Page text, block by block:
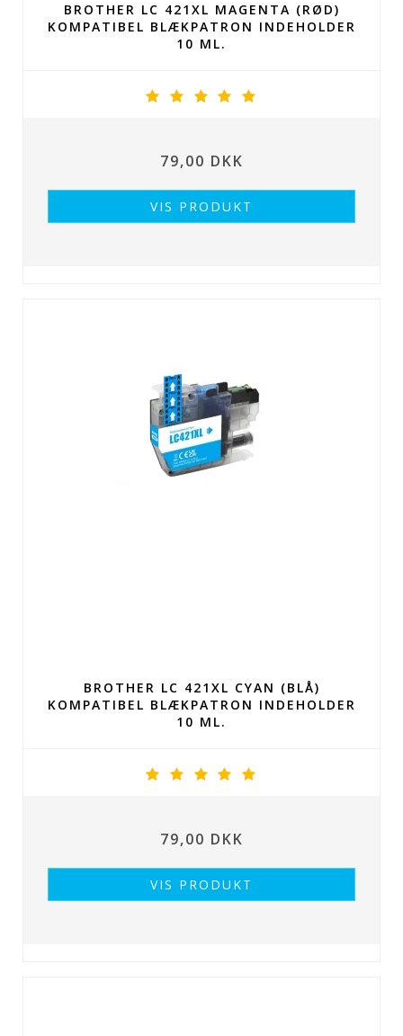
BROTHER LC 421XL MAGENTA (RØD)
KOMPATIBEL BLÆKPATRON INDEHOLDER
10 ML.
79,00 DKK
VIS PRODUKT
BROTHER LC 421XL CYAN (BLÅ)
KOMPATIBEL BLÆKPATRON INDEHOLDER
10 ML.
79,00 DKK
VIS PRODUKT